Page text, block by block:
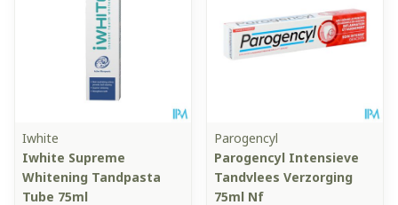
Iwhite
Iwhite Supreme
Whitening Tandpasta
Tube 75ml
Parogencyl
Parogencyl Intensieve
Tandvlees Verzorging
75ml Nf